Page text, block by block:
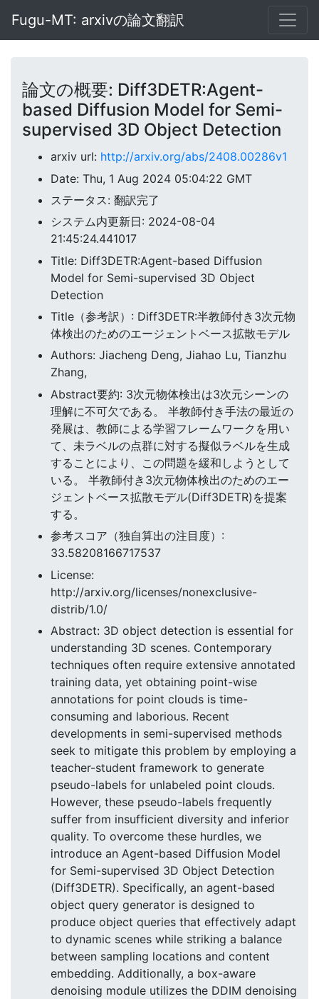
Fugu-MT: arxivの論文翻訳
論文の概要: Diff3DETR:Agent-
based Diffusion Model for Semi-
supervised 3D Object Detection
arxiv url: http://arxiv.org/abs/2408.00286v1
Date: Thu, 1 Aug 2024 05:04:22 GMT
ステータス: 翻訳完了
システム内更新日: 2024-08-04
21:45:24.441017
Title: Diff3DETR:Agent-based Diffusion
Model for Semi-supervised 3D Object
Detection
Title（参考訳）: Diff3DETR:半教師付き3次元物
体検出のためのエージェントベース拡散モデル
Authors: Jiacheng Deng, Jiahao Lu, Tianzhu
Zhang,
Abstract要約: 3次元物体検出は3次元シーンの
理解に不可欠である。 半教師付き手法の最近の
発展は、教師による学習フレームワークを用い
て、未ラベルの点群に対する擬似ラベルを生成
することにより、この問題を緩和しようとして
いる。 半教師付き3次元物体検出のためのエー
ジェントベース拡散モデル(Diff3DETR)を提案
する。
参考スコア（独自算出の注目度）:
33.58208166717537
License:
http://arxiv.org/licenses/nonexclusive-
distrib/1.0/
Abstract: 3D object detection is essential for
understanding 3D scenes. Contemporary
techniques often require extensive annotated
training data, yet obtaining point-wise
annotations for point clouds is time-
consuming and laborious. Recent
developments in semi-supervised methods
seek to mitigate this problem by employing a
teacher-student framework to generate
pseudo-labels for unlabeled point clouds.
However, these pseudo-labels frequently
suffer from insufficient diversity and inferior
quality. To overcome these hurdles, we
introduce an Agent-based Diffusion Model
for Semi-supervised 3D Object Detection
(Diff3DETR). Specifically, an agent-based
object query generator is designed to
produce object queries that effectively adapt
to dynamic scenes while striking a balance
between sampling locations and content
embedding. Additionally, a box-aware
denoising module utilizes the DDIM denoising